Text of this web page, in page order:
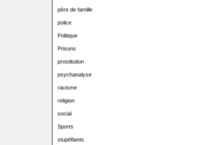
père de famille
police
Politique
Prisons
prostitution
psychanalyse
racisme
religion
social
Sports
stupéfiants